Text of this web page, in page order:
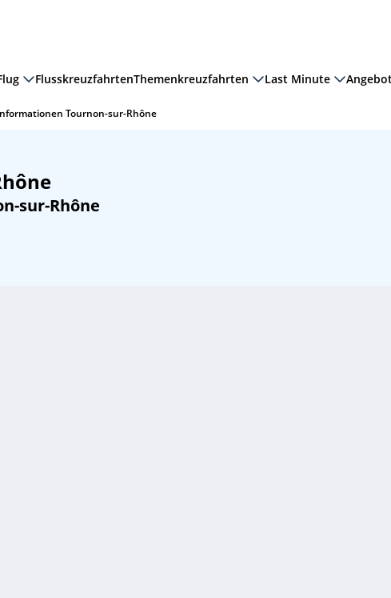
FlusskreuzfahrtenThemenkreuzfahrten Last Minute
Tournon-sur-Rhône
sur-Rhône